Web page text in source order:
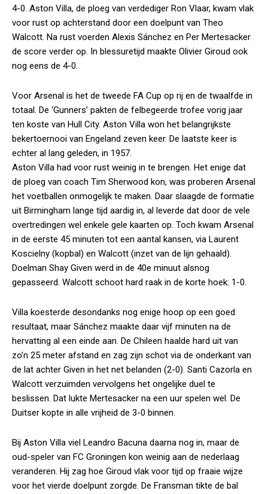
4-0. Aston Villa, de ploeg van verdediger Ron Vlaar, kwam vlak
voor rust op achterstand door een doelpunt van Theo
Walcott. Na rust voerden Alexis Sánchez en Per Mertesacker
de score verder op. In blessuretijd maakte Olivier Giroud ook
nog eens de 4-0.
Voor Arsenal is het de tweede FA Cup op rij en de twaalfde in
totaal. De ‘Gunners’ pakten de felbegeerde trofee vorig jaar
ten koste van Hull City. Aston Villa won het belangrijkste
bekertoernooi van Engeland zeven keer. De laatste keer is
echter al lang geleden, in 1957.
Aston Villa had voor rust weinig in te brengen. Het enige dat
de ploeg van coach Tim Sherwood kon, was proberen Arsenal
het voetballen onmogelijk te maken. Daar slaagde de formatie
uit Birmingham lange tijd aardig in, al leverde dat door de vele
overtredingen wel enkele gele kaarten op. Toch kwam Arsenal
in de eerste 45 minuten tot een aantal kansen, via Laurent
Koscielny (kopbal) en Walcott (inzet van de lijn gehaald).
Doelman Shay Given werd in de 40e minuut alsnog
gepasseerd. Walcott schoot hard raak in de korte hoek: 1-0.
Villa koesterde desondanks nog enige hoop op een goed
resultaat, maar Sánchez maakte daar vijf minuten na de
hervatting al een einde aan. De Chileen haalde hard uit van
zo’n 25 meter afstand en zag zijn schot via de onderkant van
de lat achter Given in het net belanden (2-0). Santi Cazorla en
Walcott verzuimden vervolgens het ongelijke duel te
beslissen. Dat lukte Mertesacker na een uur spelen wel. De
Duitser kopte in alle vrijheid de 3-0 binnen.
Bij Aston Villa viel Leandro Bacuna daarna nog in, maar de
oud-speler van FC Groningen kon weinig aan de nederlaag
veranderen. Hij zag hoe Giroud vlak voor tijd op fraaie wijze
voor het vierde doelpunt zorgde. De Fransman tikte de bal